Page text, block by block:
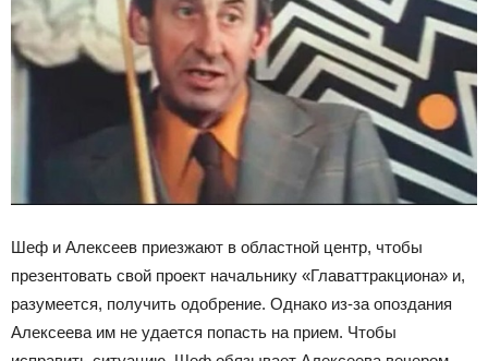
Шеф и Алексеев приезжают в областной центр, чтобы
презентовать свой проект начальнику «Главаттракциона» и,
разумеется, получить одобрение. Однако из-за опоздания
Алексеева им не удается попасть на прием. Чтобы